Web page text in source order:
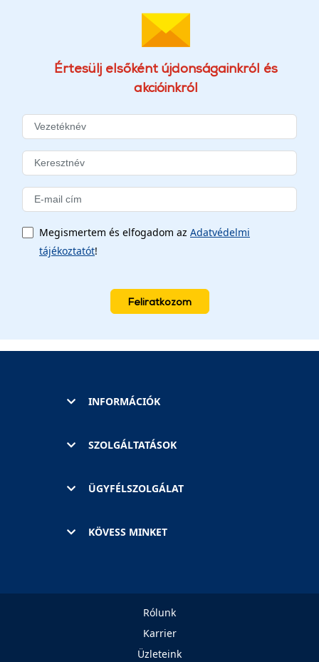
Értesülj elsőként újdonságainkról és
akcióinkról
Megismertem és elfogadom az Adatvédelmi
tájékoztatót!
Feliratkozom
INFORMÁCIÓK
SZOLGÁLTATÁSOK
ÜGYFÉLSZOLGÁLAT
KÖVESS MINKET
Rólunk
Karrier
Üzleteink